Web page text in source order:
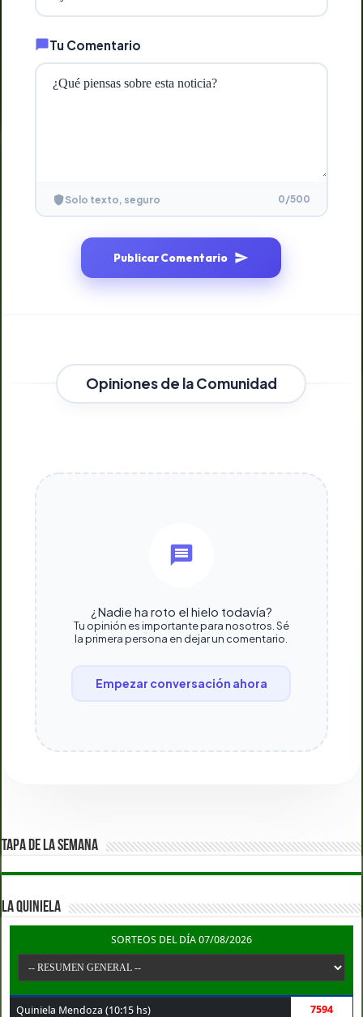
Tu Comentario
Solo texto, seguro 0/500
Publicar Comentario
Opiniones de la Comunidad
¿Nadie ha roto el hielo todavía?
Tu opinión es importante para nosotros. Sé
la primera persona en dejar un comentario.
Empezar conversación ahora
TAPA DE LA SEMANA
LA QUINIELA
SORTEOS DEL DÍA 07/08/2026
Quiniela Mendoza (10:15 hs) 7594